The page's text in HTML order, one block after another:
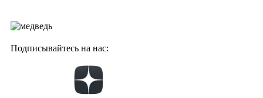
Подписывайтесь на нас: